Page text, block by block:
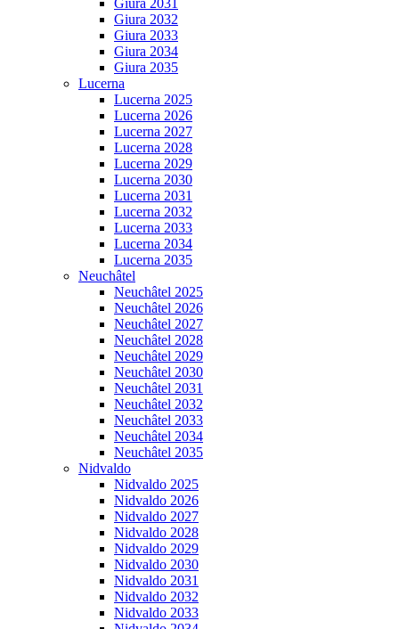
Giura 2031
Giura 2032
Giura 2033
Giura 2034
Giura 2035
Lucerna
Lucerna 2025
Lucerna 2026
Lucerna 2027
Lucerna 2028
Lucerna 2029
Lucerna 2030
Lucerna 2031
Lucerna 2032
Lucerna 2033
Lucerna 2034
Lucerna 2035
Neuchâtel
Neuchâtel 2025
Neuchâtel 2026
Neuchâtel 2027
Neuchâtel 2028
Neuchâtel 2029
Neuchâtel 2030
Neuchâtel 2031
Neuchâtel 2032
Neuchâtel 2033
Neuchâtel 2034
Neuchâtel 2035
Nidvaldo
Nidvaldo 2025
Nidvaldo 2026
Nidvaldo 2027
Nidvaldo 2028
Nidvaldo 2029
Nidvaldo 2030
Nidvaldo 2031
Nidvaldo 2032
Nidvaldo 2033